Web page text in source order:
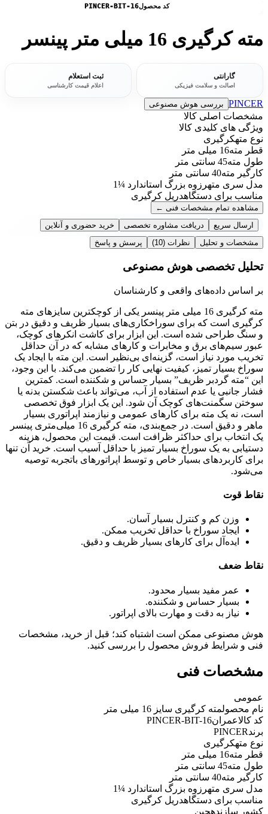
کد محصولPINCER-BIT-16
مته کرگیری 16 میلی متر پینسر
گارانتی
اصالت و سلامت فیزیکی
ثبت استعلام
اعلام قیمت کارشناسی
PINCER بررسی هوش مصنوعی
مشخصات اصلی کالا
ویژگی های کلیدی کالا
نوع متهکرگیری
قطر مته16 میلی متر
طول مته45 سانتی متر
کارگیر مته40 سانتی متر
مدل سری متهرزوه بزرگ استاندارد ¼1
مناسب برای دستگاهدریل کرگیری
مشاهده تمام مشخصات فنی ←
ارسال سریع
دریافت مشاوره تخصصی
خرید حضوری و آنلاین
مشخصات و تحلیل
نظرات (10) پرسش و پاسخ
تحلیل تخصصی هوش مصنوعی
بر اساس داده‌های واقعی و کارشناسان
مته کرگیری 16 میلی متر پینسر یکی از کوچکترین سایزهای مته
کرگیری است که برای سوراخکاری‌های بسیار ظریف و دقیق در بتن
و سنگ طراحی شده است. این ابزار برای کاشت انکرهای کوچک،
عبور سیم‌های برق و مخابرات و کارهای مشابه که در آن حداقل
تخریب مورد نیاز است، گزینه‌ای بی‌نظیر است. این مته با ایجاد یک
سوراخ بسیار تمیز، کیفیت نهایی کار را تضمین می‌کند. با این وجود،
این “مته گردبر ظریف” بسیار حساس و شکننده است. کمترین
فشار جانبی یا عدم استفاده از آب، می‌تواند باعث شکستن بدنه یا
سوختن سگمنت‌های کوچک آن شود. این یک ابزار فوق تخصصی
است، نه یک مته برای کارهای عمومی و نیازمند اپراتوری بسیار
ماهر و دقیق است. در جمع‌بندی، مته کرگیری 16 میلی‌متری پینسر
یک انتخاب برای حداکثر ظرافت است. قیمت این محصول، هزینه
دستیابی به یک سوراخ بسیار تمیز با حداقل آسیب است. خرید آن تنها
برای کاربردهای بسیار خاص و توسط اپراتورهای باتجربه توصیه
می‌شود.
نقاط قوت
وزن کم و کنترل بسیار آسان.
ایجاد سوراخ با حداقل تخریب ممکن.
ایده‌آل برای کارهای بسیار ظریف و دقیق.
نقاط ضعف
عمر مفید بسیار محدود.
بسیار حساس و شکننده.
نیاز به دقت و مهارت بالای اپراتور.
هوش مصنوعی ممکن است اشتباه کند؛ قبل از خرید، مشخصات
فنی و شرایط فروش محصول را بررسی کنید.
مشخصات فنی
عمومی
نام محصولمته کرگیری سایز 16 میلی متر
کد کالاعمرانPINCER-BIT-16
برندPINCER
نوع متهکرگیری
قطر مته16 میلی متر
طول مته45 سانتی متر
کارگیر مته40 سانتی متر
مدل سری متهرزوه بزرگ استاندارد ¼1
مناسب برای دستگاهدریل کرگیری
کشور سازندهچین